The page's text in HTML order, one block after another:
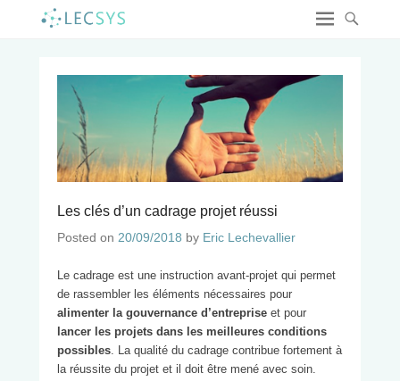
Les clés d’un cadrage projet réussi
Posted on 20/09/2018 by Eric Lechevallier
Le cadrage est une instruction avant-projet qui permet
de rassembler les éléments nécessaires pour
alimenter la gouvernance d’entreprise et pour
lancer les projets dans les meilleures conditions
possibles. La qualité du cadrage contribue fortement à
la réussite du projet et il doit être mené avec soin.